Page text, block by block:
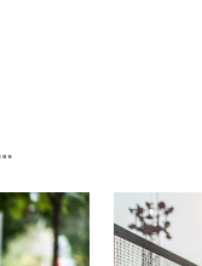
Tento
produkt